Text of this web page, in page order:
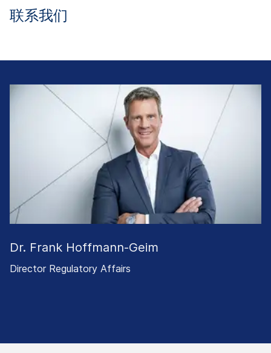
联系我们
Dr. Frank Hoffmann-Geim
Director Regulatory Affairs